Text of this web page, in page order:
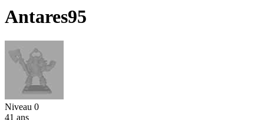
Antares95
Niveau 0
41 ans